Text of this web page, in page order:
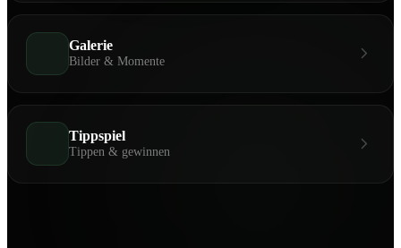
Galerie
Bilder & Momente
Tippspiel
Tippen & gewinnen